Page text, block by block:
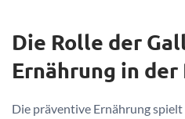
Die Rolle der
Ernährung in
Die präventive Ernährung